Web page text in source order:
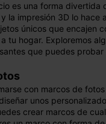
es una forma divertida
la impresión 3D lo hace
únicos que encajen
tu hogar. Exploremos
que puedes probar
con marcos de
unos
crear marcos de